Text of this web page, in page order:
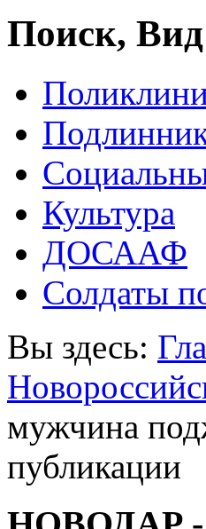
Поиск,
Культура
ДОСААФ
Солдаты
Вы здесь:
мужчина
публикации